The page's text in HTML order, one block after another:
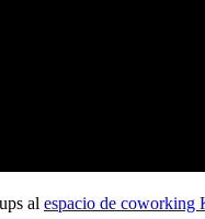
al espacio de coworking